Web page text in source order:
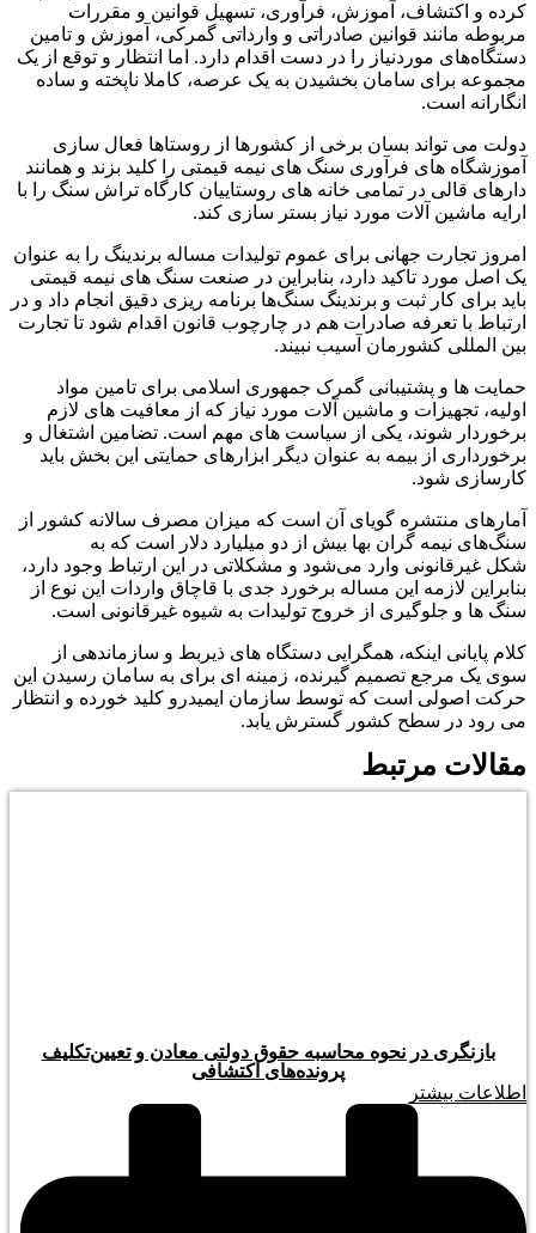
کرده و اکتشاف، آموزش، فرآوری، تسهیل قوانین و مقررات
مربوطه مانند قوانین صادراتی و وارداتی گمرکی، آموزش و تامین
دستگاه‌های موردنیاز را در دست اقدام دارد. اما انتظار و توقع از یک
مجموعه برای سامان بخشیدن به یک عرصه، کاملا ناپخته و ساده
انگارانه است.
دولت می تواند بسان برخی از کشورها از روستاها فعال سازی
آموزشگاه های فرآوری سنگ های نیمه قیمتی را کلید بزند و همانند
دارهای قالی در تمامی خانه های روستاییان کارگاه تراش سنگ را با
ارایه ماشین آلات مورد نیاز بستر سازی کند.
امروز تجارت جهانی برای عموم تولیدات مساله برندینگ را به عنوان
یک اصل مورد تاکید دارد، بنابراین در صنعت سنگ های نیمه قیمتی
باید برای کار ثبت و برندینگ سنگ‌ها برنامه ریزی دقیق انجام داد و در
ارتباط با تعرفه صادرات هم در چارچوب قانون اقدام شود تا تجارت
بین المللی کشورمان آسیب نبیند.
حمایت ها و پشتیبانی گمرک جمهوری اسلامی برای تامین مواد
اولیه، تجهیزات و ماشین آلات مورد نیاز که از معافیت های لازم
برخوردار شوند، یکی از سیاست های مهم است. تضامین اشتغال و
برخورداری از بیمه به عنوان دیگر ابزارهای حمایتی این بخش باید
کارسازی شود.
آمارهای منتشره گویای آن است که میزان مصرف سالانه کشور از
سنگ‌های نیمه گران بها بیش از دو میلیارد دلار است که به
شکل غیرقانونی وارد می‌شود و مشکلاتی در این ارتباط وجود دارد،
بنابراین لازمه این مساله برخورد جدی با قاچاق واردات این نوع از
سنگ ها و جلوگیری از خروج تولیدات به شیوه غیرقانونی است.
کلام پایانی اینکه، همگرایی دستگاه های ذیربط و سازماندهی از
سوی یک مرجع تصمیم گیرنده، زمینه ای برای به سامان رسیدن این
حرکت اصولی است که توسط سازمان ایمیدرو کلید خورده و انتظار
می رود در سطح کشور گسترش یابد.
مقالات مرتبط
بازنگری در نحوه محاسبه حقوق دولتی معادن و تعیین‌تکلیف
پرونده‌های اکتشافی
اطلاعات بیشتر